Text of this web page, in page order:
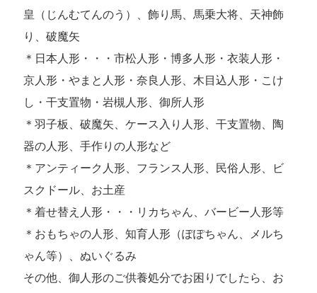
皇（じんむてんのう）、飾り馬、馬乗大将、天神飾
り、破魔矢
＊日本人形・・・市松人形・博多人形・衣装人形・
京人形・やまと人形・奈良人形、木目込人形・こけ
し・干支置物・岩槻人形、御所人形
＊羽子板、破魔矢、ケース入り人形、干支置物、陶
器の人形、手作りの人形など
＊アンティーク人形、フランス人形、民俗人形、ビ
スクドール、お土産
＊着せ替え人形・・・リカちゃん、バービー人形等
＊おもちゃの人形、知育人形（ぽぽちゃん、メルち
ゃん等）、ぬいぐるみ
その他、御人形のご供養処分でお困りでしたら、お